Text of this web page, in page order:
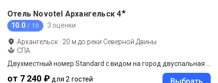
Отель Novotel Архангельск 4★
10.0 / 10 3 оценки
Архангельск · 20 м до реки Северной Двины
СПА
от 7 240 ₽ для 2 гостей Выбрать